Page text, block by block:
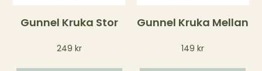
Gunnel Kruka Stor
249 kr
Gunnel Kruka Mellan
149kr